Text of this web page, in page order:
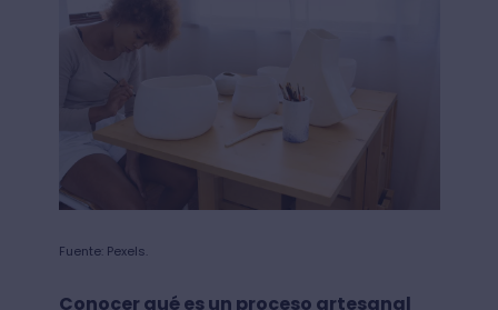
Fuente: Pexels.
Conocer qué es un proceso artesanal